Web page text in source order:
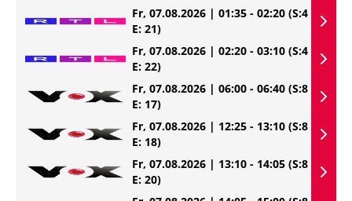
Fr, 07.08.2026 | 01:35 - 02:20 (S:4
E: 21)
Fr, 07.08.2026 | 02:20 - 03:10 (S:4
E: 22)
Fr, 07.08.2026 | 06:00 - 06:40 (S:8
E: 17)
Fr, 07.08.2026 | 12:25 - 13:10 (S:8
E: 18)
Fr, 07.08.2026 | 13:10 - 14:05 (S:8
E: 20)